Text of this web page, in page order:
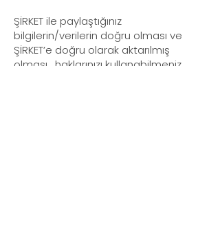
ŞİRKET ile paylaştığınız
bilgilerin/verilerin doğru olması ve
ŞİRKET’e doğru olarak aktarılmış
olması, haklarınızı kullanabilmeniz